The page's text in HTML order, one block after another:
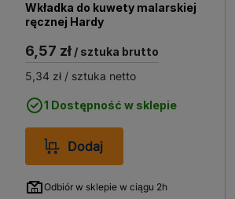
Wkładka do kuwety malarskiej
ręcznej Hardy
6,57 zł / sztuka brutto
5,34 zł / sztuka netto
1 Dostępność w sklepie
Dodaj
Odbiór w sklepie w ciągu 2h